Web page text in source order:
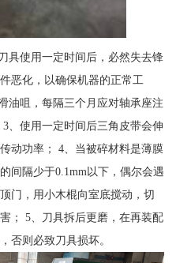
具使用一定时间后，必然失去锋
恶化，以确保机器的正常工
油咀，每隔三个月应对轴承座注
、使用一定时间后三角皮带会伸
动功率； 4、当被碎材料是薄膜
间隔少于0.1mm以下，偶尔会遇
门，用小木棍向室底搅动，切
； 5、刀具拆后更磨，在再装配
否则必致刀具损坏。